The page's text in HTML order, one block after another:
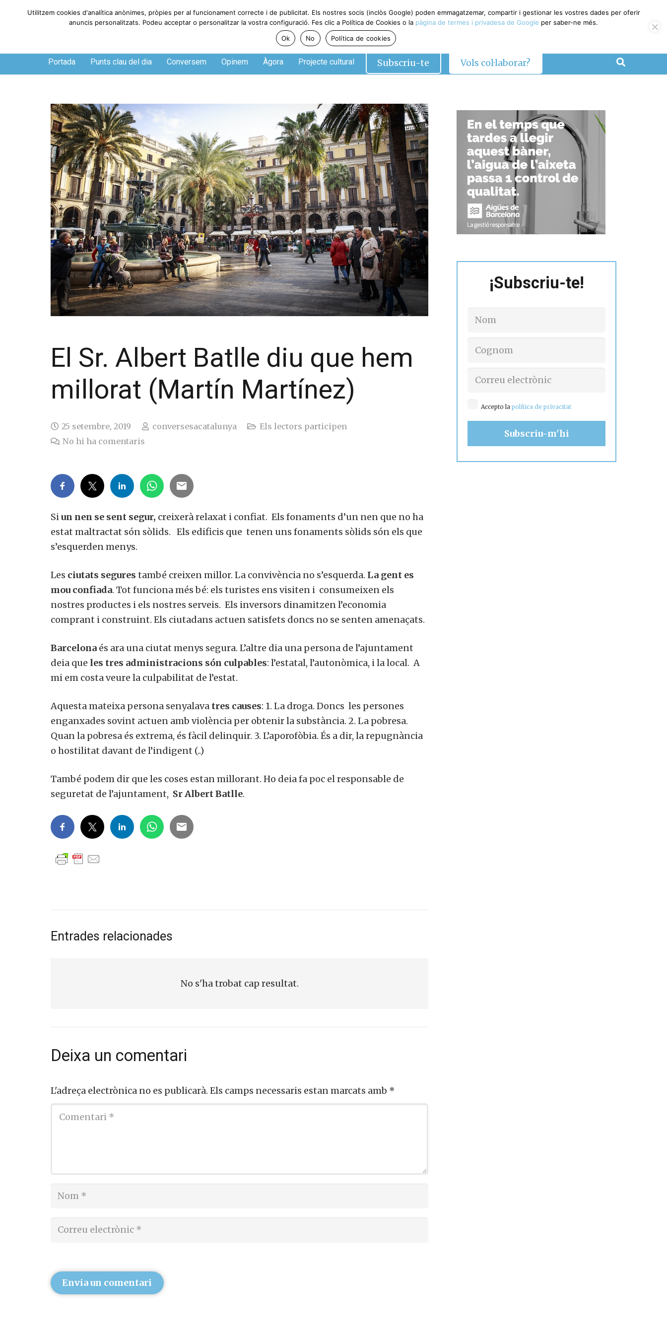
Dijous, 6 de agosto de 2026
Portada Punts clau del dia Conversem Opinem Àgora Projecte cultural Subscriu-te Vols col·laborar?
El Sr. Albert Batlle diu que hem
millorat (Martín Martínez)
25 setembre, 2019 conversesacatalunya
Els lectors participen
No hi ha comentaris
Siun nen se sent segur, creixerà relaxat i confiat. Els fonaments d’un nen que no ha
estat maltractat són sòlids. Els edificis que tenen uns fonaments sòlids són els que
s’esquerden menys.
Les ciutats segures també creixen millor. La convivència no s’esquerda. La gent es
mou confiada. Tot funciona més bé: els turistes ens visiten i consumeixen els
nostres productes i els nostres serveis. Els inversors dinamitzen l’economia
comprant i construint. Els ciutadans actuen satisfets doncs no se senten amenaçats.
Barcelona és ara una ciutat menys segura. L’altre dia una persona de l’ajuntament
deia que les tres administracions són culpables: l’estatal, l’autonòmica, i la local. A
mi em costa veure la culpabilitat de l’estat.
Aquesta mateixa persona senyalava tres causes: 1. La droga. Doncs les persones
enganxades sovint actuen amb violència per obtenir la substància. 2. La pobresa.
Quan la pobresa és extrema, és fàcil delinquir. 3. L’aporofòbia. És a dir, la repugnància
o hostilitat davant de l’indigent (..)
També podem dir que les coses estan millorant. Ho deia fa poc el responsable de
seguretat de l’ajuntament, Sr Albert Batlle.
Entrades relacionades
No s'ha trobat cap resultat.
Deixa un comentari
L'adreça electrònica no es publicarà. Els camps necessaris estan marcats amb *
Envia un comentari
¡Subscriu-te!
Accepto lapolítica de privacitat
Utilitzem cookies d'analítica anònimes, pròpies per al funcionament correcte i de publicitat. Els nostres socis (inclòs Google) poden emmagatzemar, compartir i gestionar les vostres dades per oferir
anuncis personalitzats. Podeu acceptar o personalitzar la vostra configuració. Fes clic a Política de Cookies o la pàgina de termes i privadesa de Google per saber-ne més.
Ok
No Política de cookies